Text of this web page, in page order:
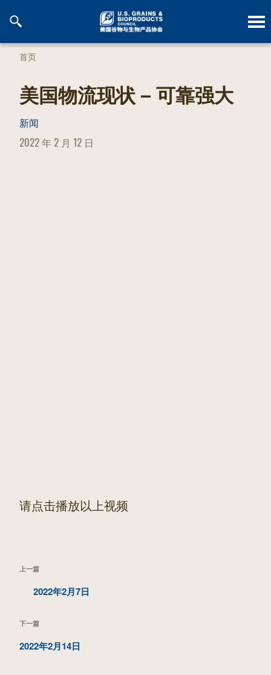
首页
美国物流现状 – 可靠强大
新闻
POSTED
2022 年 2 月 12 日
请点击播放以上视频
文
章
航
上
文
章
上一篇
2022年2月7日
下
一
下一篇
2022年2月14日